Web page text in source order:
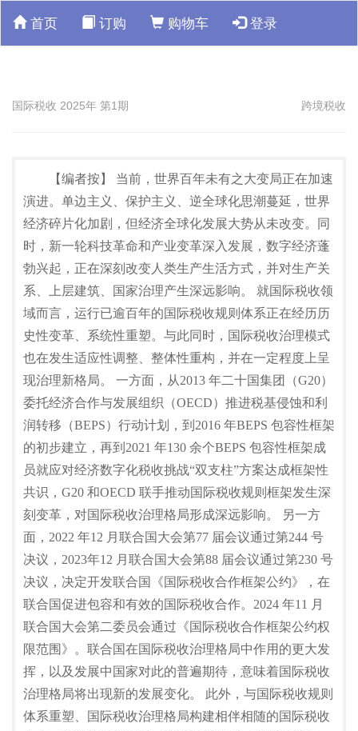
首页 订购 购物车 登录
国际税收 2025年 第1期 跨境税收
【编者按】 当前，世界百年未有之大变局正在加速
演进。单边主义、保护主义、逆全球化思潮蔓延，世界
经济碎片化加剧，但经济全球化发展大势从未改变。同
时，新一轮科技革命和产业变革深入发展，数字经济蓬
勃兴起，正在深刻改变人类生产生活方式，并对生产关
系、上层建筑、国家治理产生深远影响。 就国际税收领
域而言，运行已逾百年的国际税收规则体系正在经历历
史性变革、系统性重塑。与此同时，国际税收治理模式
也在发生适应性调整、整体性重构，并在一定程度上呈
现治理新格局。 一方面，从2013 年二十国集团（G20）
委托经济合作与发展组织（OECD）推进税基侵蚀和利
润转移（BEPS）行动计划，到2016 年BEPS 包容性框架
的初步建立，再到2021 年130 余个BEPS 包容性框架成
员就应对经济数字化税收挑战“双支柱”方案达成框架性
共识，G20 和OECD 联手推动国际税收规则框架发生深
刻变革，对国际税收治理格局形成深远影响。 另一方
面，2022 年12 月联合国大会第77 届会议通过第244 号
决议，2023年12 月联合国大会第88 届会议通过第230 号
决议，决定开发联合国《国际税收合作框架公约》，在
联合国促进包容和有效的国际税收合作。2024 年11 月
联合国大会第二委员会通过《国际税收合作框架公约权
限范围》。联合国在国际税收治理格局中作用的更大发
挥，以及发展中国家对此的普遍期待，意味着国际税收
治理格局将出现新的发展变化。 此外，与国际税收规则
体系重塑、国际税收治理格局构建相伴相随的国际税收